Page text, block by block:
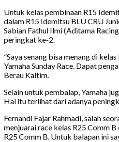
Untuk kelas pembinaan R15
dalam R15 Idemitsu BLU CRU
Sabian Fathul Ilmi (Aditama
peringkat ke-2.
”Saya senang bisa menang di
Yamaha Sunday Race. Dapat
Berau Kaltim.
Selain untuk pembalap, Yamaha
Hal itu terlihat dari adanya
Fernandi Fajar Rahmadi, salah
menjuarai race kelas R25 Comm B
R25 Comm B. Untuk balapan ini